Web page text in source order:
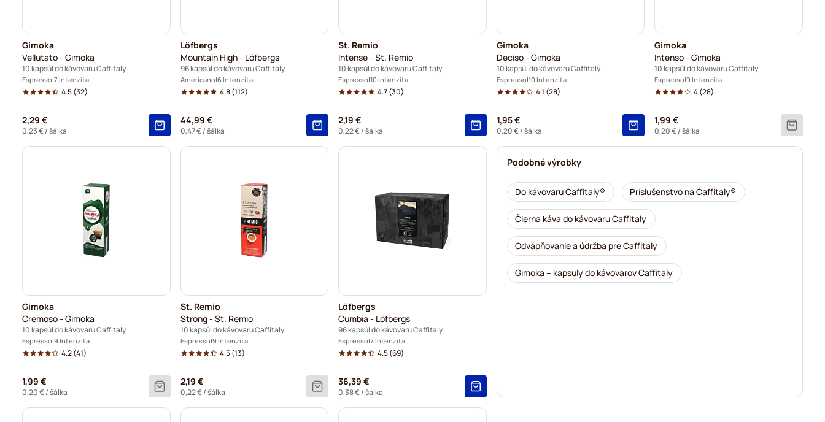
Gimoka
Vellutato - Gimoka
10 kapsúl do kávovaru Caffitaly
Espresso 7 Intenzita
4.5(32)
2,29 €
0,23 €/ šálka
Löfbergs
Mountain High - Löfbergs
96 kapsúl do kávovaru Caffitaly
Americano 6 Intenzita
4.8(112)
44,99 €
0,47 €/ šálka
St. Remio
Intense - St. Remio
10 kapsúl do kávovaru Caffitaly
Espresso 10 Intenzita
4.7(30)
2,19 €
0,22 €/ šálka
Gimoka
Deciso - Gimoka
10 kapsúl do kávovaru Caffitaly
Espresso 10 Intenzita
4.1 (28)
1,95 €
0,20 €/ šálka
Gimoka
Intenso - Gimoka
10 kapsúl do kávovaru Caffitaly
Espresso 9 Intenzita
4(28)
1,99 €
0,20 €/ šálka
Gimoka
Cremoso - Gimoka
10 kapsúl do kávovaru Caffitaly
Espresso 9 Intenzita
4.2(41)
1,99 €
0,20 €/ šálka
St. Remio
Strong - St. Remio
10 kapsúl do kávovaru Caffitaly
Espresso 9 Intenzita
4.5(13)
2,19 €
0,22 €/ šálka
Löfbergs
Cumbia - Löfbergs
96 kapsúl do kávovaru Caffitaly
Espresso 7 Intenzita
4.5(69)
36,39 €
0,38 €/ šálka
Podobné výrobky
Do kávovaru Caffitaly® Príslušenstvo na Caffitaly®
Čierna káva do kávovaru Caffitaly
Odvápňovanie a údržba pre Caffitaly
Gimoka – kapsuly do kávovarov Caffitaly